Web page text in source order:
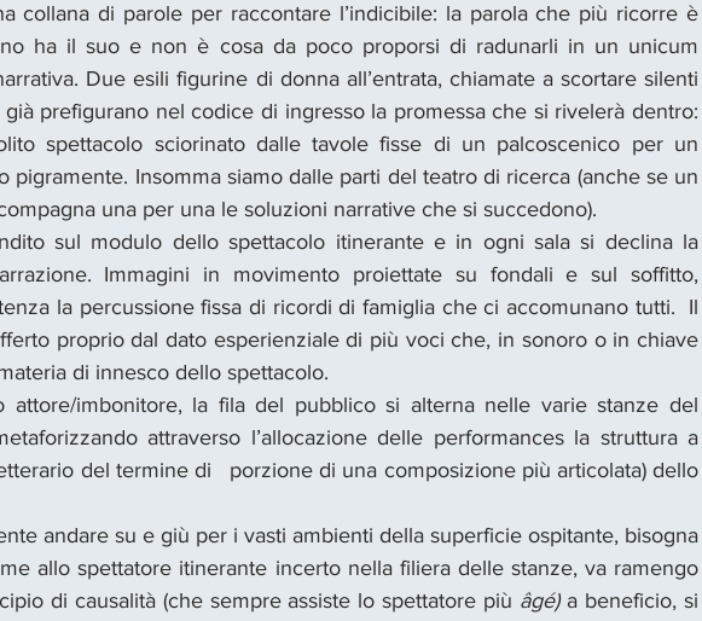
collana di parole per raccontare l’indicibile: la parola che più ricorre è
ha il suo e non è cosa da poco proporsi di radunarli in un unicum
Due esili figurine di donna all’entrata, chiamate a scortare silenti
prefigurano nel codice di ingresso la promessa che si rivelerà dentro:
spettacolo sciorinato dalle tavole fisse di un palcoscenico per un
pigramente. Insomma siamo dalle parti del teatro di ricerca (anche se un
una per una le soluzioni narrative che si succedono).
sul modulo dello spettacolo itinerante e in ogni sala si declina la
Immagini in movimento proiettate su fondali e sul soffitto,
la percussione fissa di ricordi di famiglia che ci accomunano tutti.  Il
proprio dal dato esperienziale di più voci che, in sonoro o in chiave
di innesco dello spettacolo.
attore/imbonitore, la fila del pubblico si alterna nelle varie stanze del
attraverso l’allocazione delle performances la struttura a
del termine di
porzione di una composizione più articolata) dello
andare su e giù per i vasti ambienti della superficie ospitante, bisogna
allo spettatore itinerante incerto nella filiera delle stanze, va ramengo
di causalità (che sempre assiste lo spettatore più âgé) a beneficio, si